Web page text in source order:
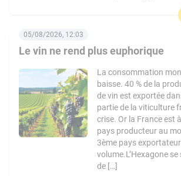
Le vin ne rend plus euphorique
05/08/2026, 12:03
La consommation
baisse. 40 % de la
de vin est exportée
partie de la viticulture
crise. Or la France est
pays producteur au
3ème pays
volume.L’Hexagone
de […]